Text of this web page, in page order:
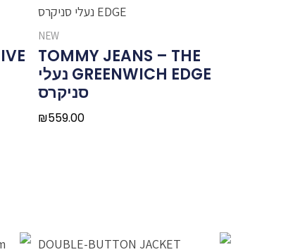
NEW
TOMMY JEANS – THE
GREENWICH EDGE נעלי
סניקרס
₪559.00